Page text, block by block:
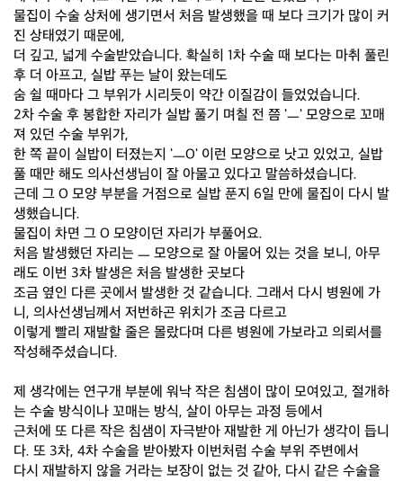
물집이 수술 상처에 생기면서 처음 발생했을 때 보다 크기가 많이 커
진 상태였기 때문에,
더 깊고, 넓게 수술받았습니다. 확실히 1차 수술 때 보다는 마취 풀린
후 더 아프고, 실밥 푸는 날이 왔는데도
숨 쉴 때마다 그 부위가 시리듯이 약간 이질감이 들었었습니다.
2차 수술 후 봉합한 자리가 실밥 풀기 며칠 전 쯤 'ㅡ' 모양으로 꼬매
져 있던 수술 부위가,
한 쪽 끝이 실밥이 터졌는지 'ㅡO' 이런 모양으로 낫고 있었고, 실밥
풀 때만 해도 의사선생님이 잘 아물고 있다고 말씀하셨습니다.
근데 그 O 모양 부분을 거점으로 실밥 푼지 6일 만에 물집이 다시 발
생했습니다.
물집이 차면 그 O 모양이던 자리가 부풀어요.
처음 발생했던 자리는 ㅡ 모양으로 잘 아물어 있는 것을 보니, 아무
래도 이번 3차 발생은 처음 발생한 곳보다
조금 옆인 다른 곳에서 발생한 것 같습니다. 그래서 다시 병원에 가
니, 의사선생님께서 저번하곤 위치가 조금 다르고
이렇게 빨리 재발할 줄은 몰랐다며 다른 병원에 가보라고 의뢰서를
작성해주셨습니다.
제 생각에는 연구개 부분에 워낙 작은 침샘이 많이 모여있고, 절개하
는 수술 방식이나 꼬매는 방식, 살이 아무는 과정 등에서
근처에 또 다른 작은 침샘이 자극받아 재발한 게 아닌가 생각이 듭니
다. 또 3차, 4차 수술을 받아봤자 이번처럼 수술 부위 주변에서
다시 재발하지 않을 거라는 보장이 없는 것 같아, 다시 같은 수술을